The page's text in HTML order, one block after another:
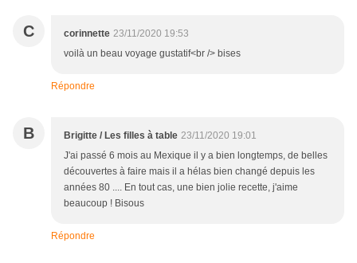
C corinnette 23/11/2020 19:53
voilà un beau voyage gustatif<br /> bises
Répondre
B Brigitte / Les filles à table 23/11/2020 19:01
J'ai passé 6 mois au Mexique il y a bien longtemps, de belles
découvertes à faire mais il a hélas bien changé depuis les
années 80 .... En tout cas, une bien jolie recette, j'aime
beaucoup ! Bisous
Répondre